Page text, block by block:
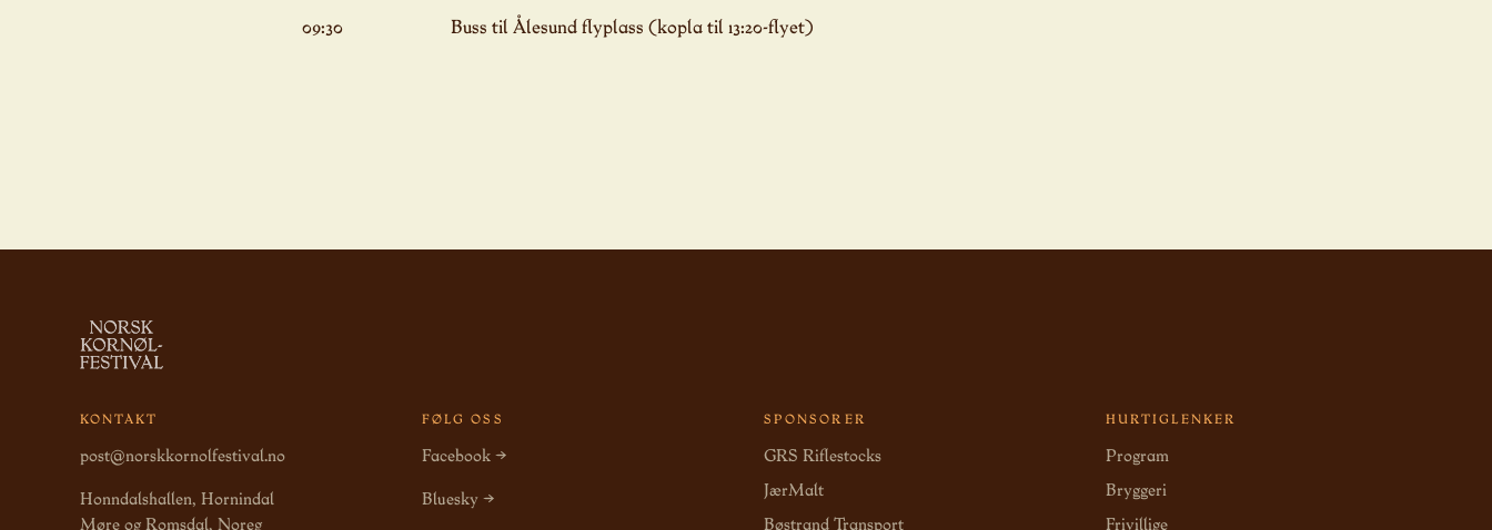
09:30 Buss til Ålesund flyplass (kopla til 13:20-flyet)
KONTAKT
post@norskkornolfestival.no
Honndalshallen, Hornindal
Møre og Romsdal, Noreg
FØLG OSS
Facebook →
Bluesky →
SPONSORER
GRS Riflestocks
JærMalt
Bøstrand Transport
HURTIGLENKER
Program
Bryggeri
Frivillige